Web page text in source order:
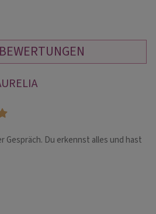
Gespräch. Du erkennst alles und hast